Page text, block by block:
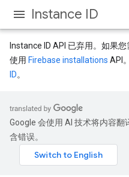
Instance ID
Instance ID API 已弃用。如果
使用 Firebase installations API
ID。
Google 会使用 AI 技术将内容
含错误。